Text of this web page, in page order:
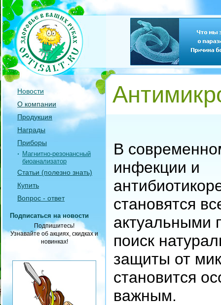
Новости
О компании
Продукция
Награды
Приборы
Магнитно-резонансный
биоанализатор
Статьи (полезно знать)
Купить
Вопрос - ответ
Подписаться на новости
Подпишитесь!
Узнавайте об акциях, скидках и
новинках!
В
инфекции и
становятся
актуальными
поиск
защиты от
становится
важным.